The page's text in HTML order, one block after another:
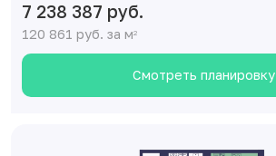
7 238 387 руб.
120 861 руб. за м2
Смотреть планировку